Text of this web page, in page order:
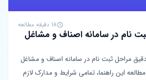
18 دقیقه مطالعه
نام در سامانه اصناف و مشاغل
مراحل ثبت نام در سامانه اصناف و مشاغل
این راهنما، تمامی شرایط و مدارک لازم